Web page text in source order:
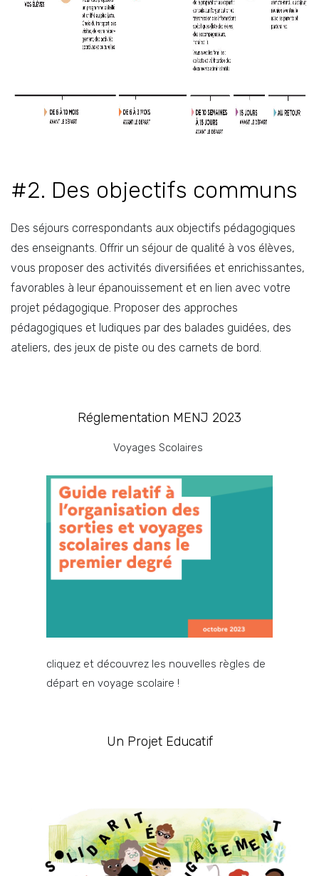
#2. Des objectifs communs
Des séjours correspondants aux objectifs pédagogiques
des enseignants. Offrir un séjour de qualité à vos élèves,
vous proposer des activités diversifiées et enrichissantes,
favorables à leur épanouissement et en lien avec votre
projet pédagogique. Proposer des approches
pédagogiques et ludiques par des balades guidées, des
ateliers, des jeux de piste ou des carnets de bord.
#3. Un budget maîtrisé
La Ligue de l’enseignement s’est engagée à offrir aux
qualité des prestations proposées. De plus, certains
séjours proposent des réductions applicables à certaines
périodes.
#4. Nos classes découvertes
Réglementation MENJ 2023
Voyages Scolaires
cliquez et découvrez les nouvelles règles de
départ en voyage scolaire !
Un Projet Educatif